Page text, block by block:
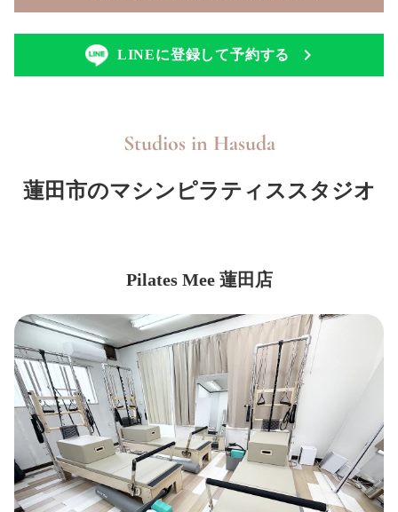
LINEに登録して予約する
Studios in Hasuda
蓮田市のマシンピラティススタジオ
Pilates Mee 蓮田店